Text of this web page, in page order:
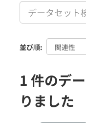
並び順
1 件のデ
りました